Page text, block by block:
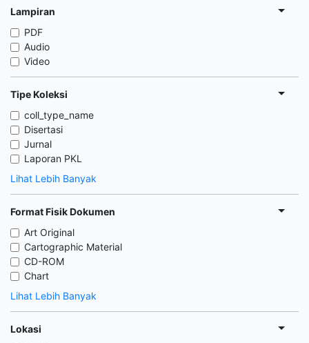
Lampiran
PDF
Audio
Video
Tipe Koleksi
coll_type_name
Disertasi
Jurnal
Laporan PKL
Lihat Lebih Banyak
Format Fisik Dokumen
Art Original
Cartographic Material
CD-ROM
Chart
Lihat Lebih Banyak
Lokasi